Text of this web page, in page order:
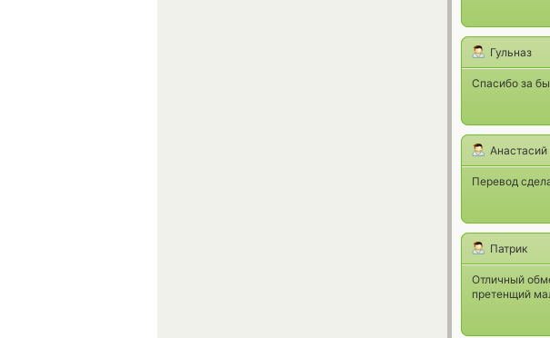
Гульназ
Спасибо за
Анастасий
Перевод
Патрик
Отличный
претенщий